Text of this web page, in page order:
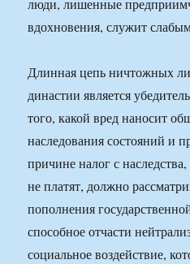
люди, лишенные
вдохновения, служит
Длинная цепь ничтожных
династии является
того, какой вред наносит
наследования состояний и
причине налог с
не платят, должно
пополнения
способное отчасти
социальное воздействие,